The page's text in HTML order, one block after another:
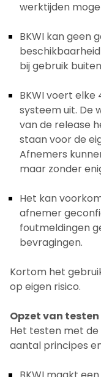
werktijden
BKWI kan geen
bij gebruik
BKWI voert
systeem uit. De
van de release
staan voor de
Afnemers
maar zonder
Het kan
afnemer
foutmeldingen
bevragingen.
Kortom het
op eigen risico.
Opzet van testen
Het testen met de
aantal principes